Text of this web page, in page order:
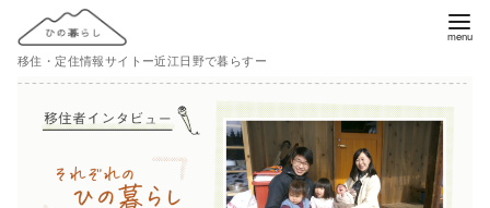
移住・定住情報サイトー近江日野で暮らすー